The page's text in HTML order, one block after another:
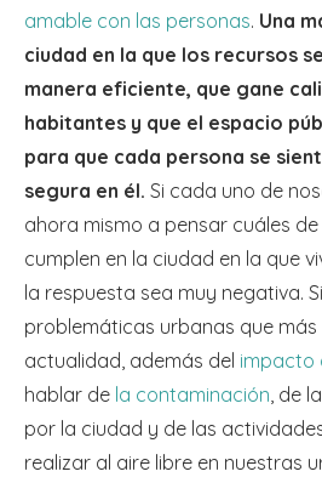
amable con las personas. Una
ciudad en la que los recursos
manera eficiente, que gane
habitantes y que el espacio
para que cada persona se
segura en él. Si cada uno de
ahora mismo a pensar cuáles
cumplen en la ciudad en la que
la respuesta sea muy negativa.
problemáticas urbanas que
actualidad, además del impacto
hablar de la contaminación , de
por la ciudad y de las
realizar al aire libre en nuestras